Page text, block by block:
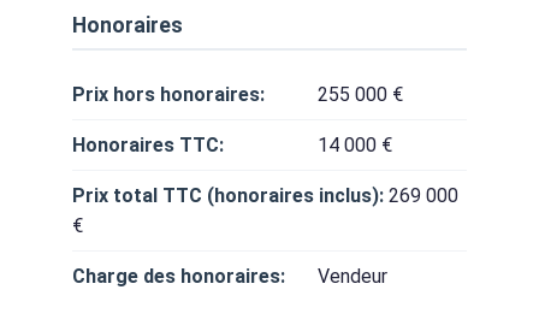
Honoraires
Prix hors honoraires: 255 000 €
Honoraires TTC: 14 000 €
Prix total TTC (honoraires inclus): 269 000
€
Charge des honoraires: Vendeur